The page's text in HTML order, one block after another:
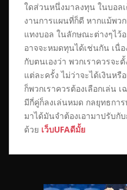
ใดส่วนหนึ่งมาลงทุน ในบอลเ
งานการแผนที่ก็ดี หากแม้พว
แทงบอล ในลักษณะต่างๆไว้อ
อาจจะหมดทุนได้เช่นกัน เนื่
กับตนเองว่า พวกเราควรจะ
แต่ละครั้ง ไม่ว่าจะได้เงินหรื
ก็พวกเราควรต้องเลือกเล่น
มีกี่คู่ก็ลงเล่นหมด กลยุทธก
มาได้มันจำต้องเอามาปรับกั
ด้วย เว็บUFAดีมั้ย